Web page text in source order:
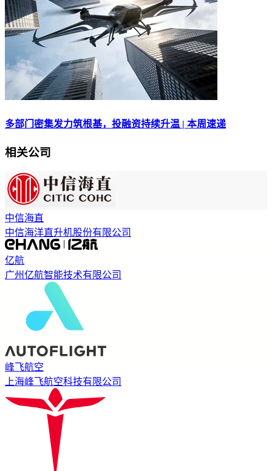
多部门密集发力筑根基，投融资持续升温 | 本周速递
相关公司
中信海直
中信海洋直升机股份有限公司
亿航
广州亿航智能技术有限公司
峰飞航空
上海峰飞航空科技有限公司